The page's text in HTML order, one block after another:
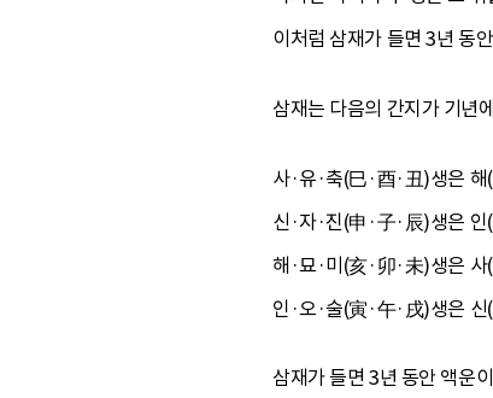
이처럼 삼재가 들면 3년 동
삼재는 다음의 간지가 기년
사·유·축(巳·酉·丑)생은
신·자·진(申·子·辰)생은
해·묘·미(亥·卯·未)생은
인·오·술(寅·午·戌)생은
삼재가 들면 3년 동안 액운